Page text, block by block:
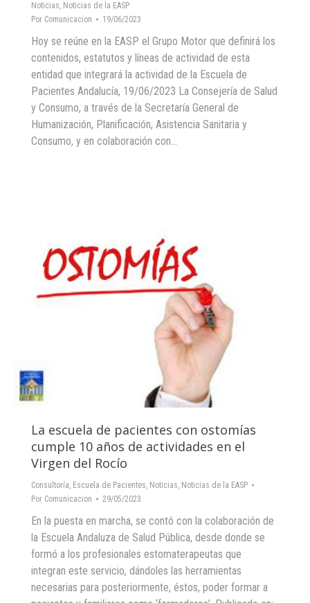
Noticias, Noticias de la EASP
Por Comunicacion 19/06/2023
Hoy se reúne en la EASP el Grupo Motor que definirá los
contenidos, estatutos y líneas de actividad de esta
entidad que integrará la actividad de la Escuela de
Pacientes Andalucía, 19/06/2023 La Consejería de Salud
y Consumo, a través de la Secretaría General de
Humanización, Planificación, Asistencia Sanitaria y
Consumo, y en colaboración con…
La escuela de pacientes con ostomías
cumple 10 años de actividades en el
Virgen del Rocío
Consultoría, Escuela de Pacientes, Noticias, Noticias de la EASP
Por Comunicacion 29/05/2023
En la puesta en marcha, se contó con la colaboración de
la Escuela Andaluza de Salud Pública, desde donde se
formó a los profesionales estomaterapeutas que
integran este servicio, dándoles las herramientas
necesarias para posteriormente, éstos, poder formar a